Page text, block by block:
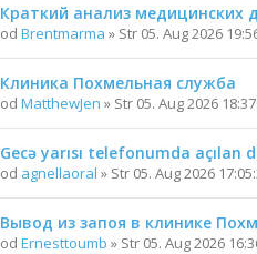
Краткий анализ медицинских
od Brentmarma » Str 05. Aug 2026
Клиника Похмельная служба
od MatthewJen » Str 05. Aug 2026
Gecə yarısı telefonumda açılan
od agnellaoral » Str 05. Aug 2026
Вывод из запоя в клинике
od Ernesttoumb » Str 05. Aug 2026